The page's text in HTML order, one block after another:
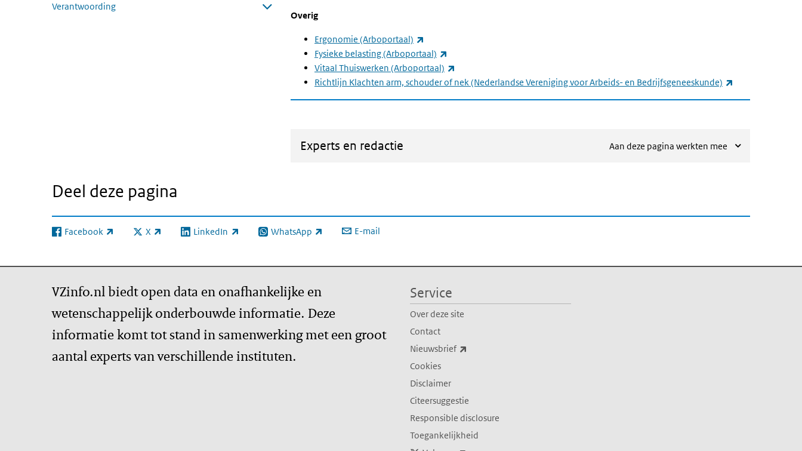
Verantwoording
Overig
Ergonomie (Arboportaal)
Fysieke belasting (Arboportaal)
Vitaal Thuiswerken (Arboportaal)
Richtlijn Klachten arm, schouder of nek (Nederlandse Vereniging voor Arbeids- en Bedrijfsgeneeskunde)
Experts en redactie Aan deze pagina werkten mee
Deel deze pagina
Facebook
(externe link) X
(externe link) LinkedIn
(externe link) WhatsApp
(externe link) E-mail
VZinfo.nl biedt open data en onafhankelijke en
wetenschappelijk onderbouwde informatie. Deze
informatie komt tot stand in samenwerking met een groot
aantal experts van verschillende instituten.
Service
Over deze site
Contact
Nieuwsbrief
Cookies
Disclaimer
Citeersuggestie
Responsible disclosure
Toegankelijkheid